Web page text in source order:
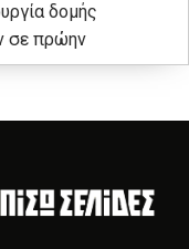
δομής
σε πρώην